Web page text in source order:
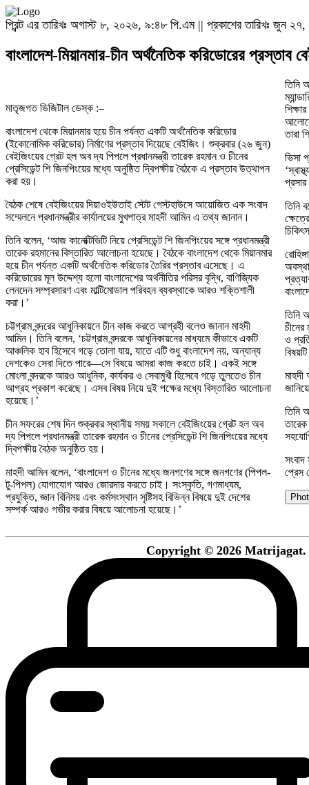
প্রিন্ট এর তারিখঃ অগাস্ট ৮, ২০২৬, ৯:৪৮ পি.এম || প্রকাশের তারিখঃ জুন
বাংলাদেশ-মিয়ানমার-চীন অর্থনৈতিক করিডোরের প্রস্তাব
মাতৃজগত ডিজিটাল ডেস্ক :–
বাংলাদেশ থেকে মিয়ানমার হয়ে চীন পর্যন্ত একটি অর্থনৈতিক করিডোর
(ইকোনোমিক করিডোর) নির্মাণের প্রস্তাব দিয়েছে বেইজিং। শুক্রবার (২৬ জুন)
বেইজিংয়ের গ্রেট হল অব দ্য পিপলে প্রধানমন্ত্রী তারেক রহমান ও চীনের
প্রেসিডেন্ট শি জিনপিংয়ের মধ্যে অনুষ্ঠিত দ্বিপক্ষীয় বৈঠকে এ প্রস্তাব উত্থাপন
করা হয়।
বৈঠক শেষে বেইজিংয়ের দিয়াওইউতাই স্টেট গেস্টহাউসে আয়োজিত এক সংবাদ
সম্মেলনে প্রধানমন্ত্রীর কার্যালয়ের মুখপাত্র মাহদী আমিন এ তথ্য জানান।
তিনি বলেন, ‘আজ কানেক্টিভিটি নিয়ে প্রেসিডেন্ট শি জিনপিংয়ের সঙ্গে প্রধানমন্ত্রী
তারেক রহমানের বিস্তারিত আলোচনা হয়েছে। বৈঠকে বাংলাদেশ থেকে মিয়ানমার
হয়ে চীন পর্যন্ত একটি অর্থনৈতিক করিডোর তৈরির প্রস্তাব এসেছে। এ
করিডোরের মূল উদ্দেশ্য হলো বাংলাদেশের অর্থনীতির পরিসর বৃদ্ধি, বাণিজ্যিক
লেনদেন সম্প্রসারণ এবং মাল্টিমোডাল পরিবহন ব্যবস্থাকে আরও শক্তিশালী
করা।’
চট্টগ্রাম বন্দরের আধুনিকায়নে চীন কাজ করতে আগ্রহী বলেও জানান মাহদী
আমিন। তিনি বলেন, ‘চট্টগ্রাম বন্দরকে আধুনিকায়নের মাধ্যমে কীভাবে একটি
আঞ্চলিক হাব হিসেবে গড়ে তোলা যায়, যাতে এটি শুধু বাংলাদেশ নয়, অন্যান্য
দেশকেও সেবা দিতে পারে—সে বিষয়ে আমরা কাজ করতে চাই। একই সঙ্গে
মোংলা বন্দরকে আরও আধুনিক, কার্যকর ও সেবামুখী হিসেবে গড়ে তুলতেও চীন
আগ্রহ প্রকাশ করেছে। এসব বিষয় নিয়ে দুই পক্ষের মধ্যে বিস্তারিত আলোচনা
হয়েছে।’
চীন সফরের শেষ দিন শুক্রবার স্থানীয় সময় সকালে বেইজিংয়ের গ্রেট হল অব
দ্য পিপলে প্রধানমন্ত্রী তারেক রহমান ও চীনের প্রেসিডেন্ট শি জিনপিংয়ের মধ্যে
দ্বিপক্ষীয় বৈঠক অনুষ্ঠিত হয়।
মাহদী আমিন বলেন, ‘বাংলাদেশ ও চীনের মধ্যে জনগণের সঙ্গে জনগণের (পিপল-
টু-পিপল) যোগাযোগ আরও জোরদার করতে চাই। সংস্কৃতি, গণমাধ্যম,
প্রযুক্তি, জ্ঞান বিনিময় এবং কর্মসংস্থান সৃষ্টিসহ বিভিন্ন বিষয়ে দুই দেশের
সম্পর্ক আরও গভীর করার বিষয়ে আলোচনা হয়েছে।’
তিনি
তারা
ভিসা
তিনি
তিনি
ও
তিনি
তারেক
সংবাদ
প্রেস
Copyright © 2026